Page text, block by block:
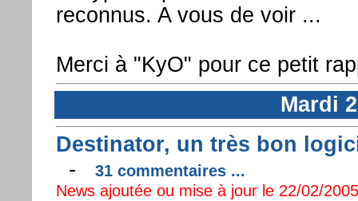
reconnus. A vous de voir ...
Merci à "KyO" pour ce petit
Mardi
Destinator, un très bon
-
31 commentaires ...
News ajoutée ou mise à jour le 22/02/